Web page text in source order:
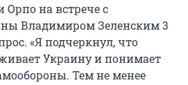
на встрече с
Владимиром Зеленским 3
«Я подчеркнул, что
Украину и понимает
Тем не менее